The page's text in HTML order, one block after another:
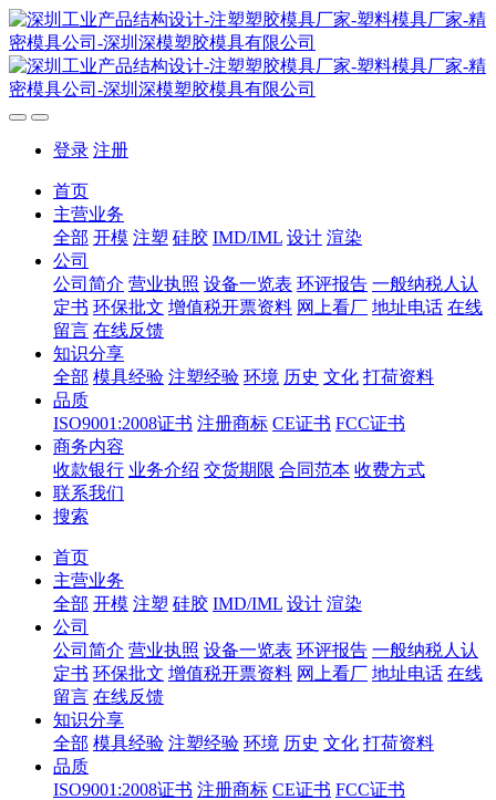
登录 注册
首页
主营业务
全部 开模 注塑 硅胶 IMD/IML 设计 渲染
公司
公司简介 营业执照 设备一览表 环评报告 一般纳税人认
定书 环保批文 增值税开票资料 网上看厂 地址电话 在线
留言 在线反馈
知识分享
全部 模具经验 注塑经验 环境 历史 文化 打荷资料
品质
ISO9001:2008证书 注册商标 CE证书 FCC证书
商务内容
收款银行 业务介绍 交货期限 合同范本 收费方式
联系我们
搜索
首页
主营业务
全部 开模 注塑 硅胶 IMD/IML 设计 渲染
公司
公司简介 营业执照 设备一览表 环评报告 一般纳税人认
定书 环保批文 增值税开票资料 网上看厂 地址电话 在线
留言 在线反馈
知识分享
全部 模具经验 注塑经验 环境 历史 文化 打荷资料
品质
ISO9001:2008证书 注册商标 CE证书 FCC证书